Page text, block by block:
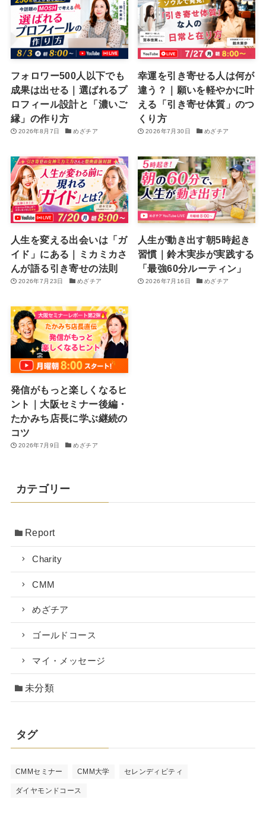
フォロワー500人以下でも
成果は出せる｜選ばれるプ
ロフィール設計と「濃いご
縁」の作り方
2026年8月7日 めざチア
幸運を引き寄せる人は何が
違う？｜願いを軽やかに叶
える「引き寄せ体質」のつ
くり方
2026年7月30日 めざチア
人生を変える出会いは「ガ
イド」にある｜ミカミカさ
んが語る引き寄せの法則
2026年7月23日 めざチア
人生が動き出す朝5時起き
習慣｜鈴木実歩が実践する
「最強60分ルーティン」
2026年7月16日 めざチア
発信がもっと楽しくなるヒ
ント｜大阪セミナー後編・
たかみち店長に学ぶ継続の
コツ
2026年7月9日 めざチア
カテゴリー
Report
Charity
CMM
めざチア
ゴールドコース
マイ・メッセージ
未分類
タグ
CMMセミナー CMM大学 セレンディピティ
ダイヤモンドコース